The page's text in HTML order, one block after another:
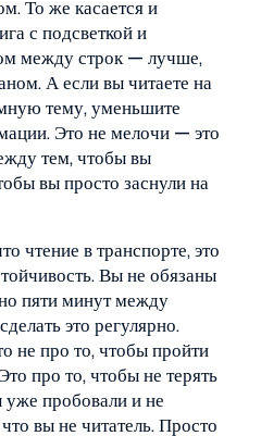
То же касается и
с подсветкой и
между строк — лучше,
А если вы читаете на
тему, уменьшите
Это не мелочи — это
тем, чтобы вы
вы просто заснули на
чтение в транспорте, это
. Вы не обязаны
пяти минут между
это регулярно.
не про то, чтобы пройти
про то, чтобы не терять
уже пробовали и не
вы не читатель. Просто